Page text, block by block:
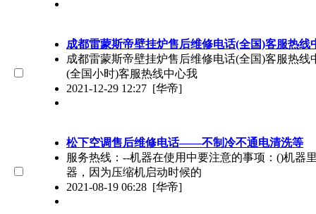
成都雷蒙斯帝壁挂炉售后维修电话(全国)客服热线
成都雷蒙斯帝壁挂炉售后维修电话(全国)客服热
(全国小时)客服热线中心我
2021-12-29 12:27 [华帝]
松下空调售后维修电话——不制冷不通电清洗等
服务热线：--机器在使用中要注意的事项：()机器
器，因为压缩机启动时候的
2021-08-19 06:28 [华帝]